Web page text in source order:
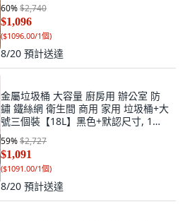
60%$2,740
$1,096
($1096.00/1個)
8/20 預計送達
金屬垃圾桶 大容量 廚房用 辦公室 防
鏽 鐵絲網 衛生間 商用 家用 垃圾桶+大
號三個裝【18L】黑色+默認尺寸, 1個,
默認尺寸
59%$2,727
$1,091
($1091.00/1個)
8/20 預計送達